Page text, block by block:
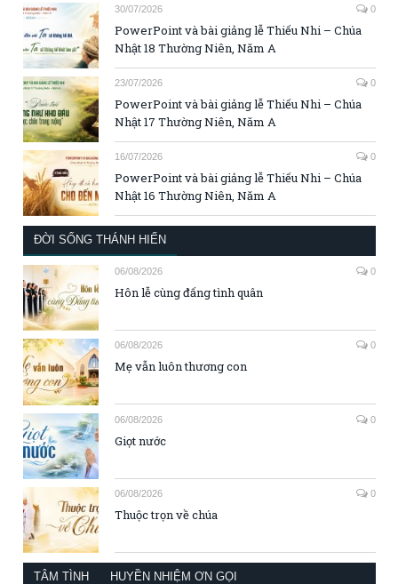
30/07/2026 0
PowerPoint và bài giảng lễ Thiếu Nhi – Chúa
Nhật 18 Thường Niên, Năm A
23/07/2026 0
PowerPoint và bài giảng lễ Thiếu Nhi – Chúa
Nhật 17 Thường Niên, Năm A
16/07/2026 0
PowerPoint và bài giảng lễ Thiếu Nhi – Chúa
Nhật 16 Thường Niên, Năm A
ĐỜI SỐNG THÁNH HIẾN
06/08/2026 0
Hôn lễ cùng đấng tình quân
06/08/2026 0
Mẹ vẫn luôn thương con
06/08/2026 0
Giọt nước
06/08/2026 0
Thuộc trọn về chúa
TÂM TÌNH HUYỀN NHIỆM ƠN GỌI